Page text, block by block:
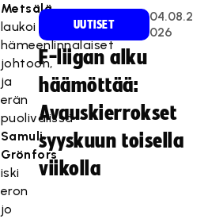
Metsälä
laukoi
hämeenlinnalaiset
johtoon,
ja
erän
puolivälissä
Samuli
Grönfors
iski
eron
jo
UUTISET
04.08.2
026
F-liigan alku
häämöttää:
Avauskierrokset
syyskuun toisella
viikolla